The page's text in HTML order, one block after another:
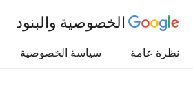
الخصوصية والبنود
نظرة عامة سياسة الخصوصية